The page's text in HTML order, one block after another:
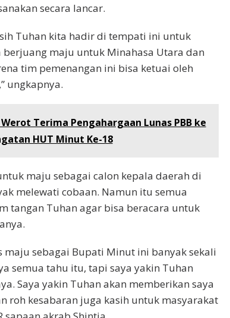
secara lancar.
Tuhan kita hadir di tempati ini untuk
berjuang maju untuk Minahasa Utara dan
tim pemenangan ini bisa ketuai oleh
ungkapnya.
Werot Terima Pengahargaan Lunas PBB ke
HUT Minut Ke-18
maju sebagai calon kepala daerah di
melewati cobaan. Namun itu semua
tangan Tuhan agar bisa beracara untuk
maju sebagai Bupati Minut ini banyak sekali
semua tahu itu, tapi saya yakin Tuhan
Saya yakin Tuhan akan memberikan saya
roh kesabaran juga kasih untuk masyarakat